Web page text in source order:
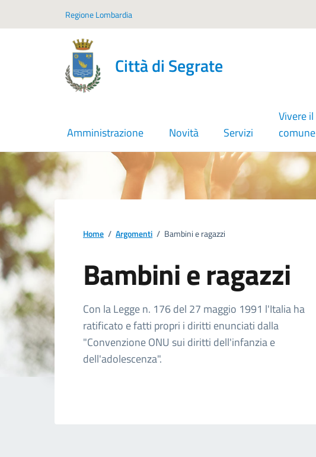
Regione Lombardia
Città di Segrate
Amministrazione Novità Servizi
Vivere il
comune
Home / Argomenti / Bambini e ragazzi
Bambini e ragazzi
Dettagli dell'argomento
Con la Legge n. 176 del 27 maggio 1991 l'Italia ha
ratificato e fatti propri i diritti enunciati dalla
"Convenzione ONU sui diritti dell'infanzia e
dell'adolescenza".